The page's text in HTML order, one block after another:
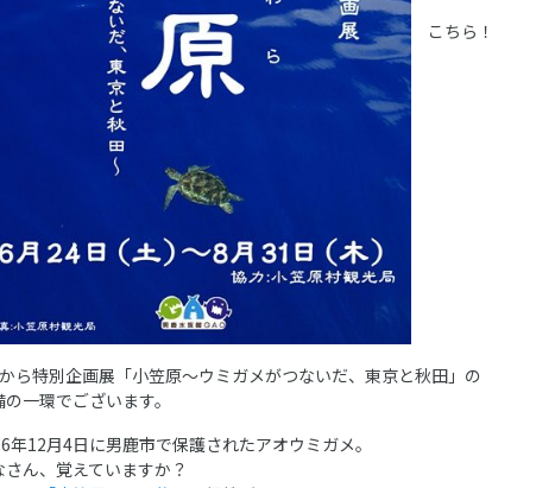
こちら！
ら特別企画展「小笠原～ウミガメがつないだ、東京と秋田」の
一環でございます。
年12月4日に男鹿市で保護されたアオウミガメ。
さん、覚えていますか？